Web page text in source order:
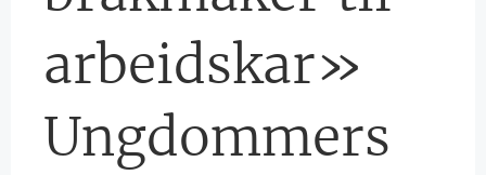
arbeidskar»
Ungdommers